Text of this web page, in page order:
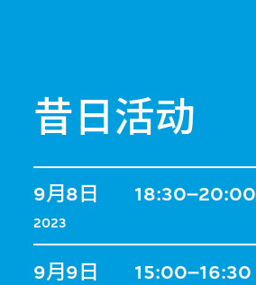
昔日活动
9月8日
2023
18:30–20:00
9月9日 15:00–16:30